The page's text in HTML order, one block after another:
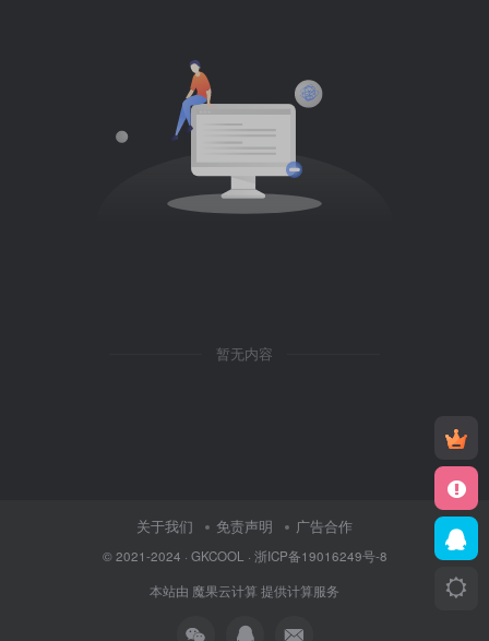
暂无内容
关于我们 免责声明 广告合作
© 2021-2024 · GKCOOL · 浙ICP备19016249号-8
本站由 魔果云计算 提供计算服务